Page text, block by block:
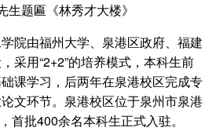
生题匾《林秀才大楼》
院由福州大学、泉港区政府、福建
采用“2+2”的培养模式，本科生前
课学习，后两年在泉港校区完成专
文环节。泉港校区位于泉州市泉港
首批400余名本科生正式入驻。